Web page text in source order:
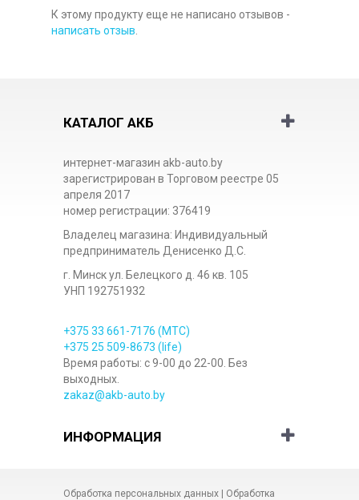
К этому продукту еще не написано отзывов -
написать отзыв
КАТАЛОГ АКБ
интернет-магазин akb-auto.by
зарегистрирован в Торговом реестре 05
апреля 2017
номер регистрации: 376419
Владелец магазина: Индивидуальный
предприниматель Денисенко Д.С.
г. Минск ул. Белецкого д. 46 кв. 105
УНП 192751932
+375 33 661-7176 (МТС)
+375 25 509-8673 (life)
Время работы: с 9-00 до 22-00. Без
выходных.
zakaz@akb-auto.by
ИНФОРМАЦИЯ
Обработка персональных данных | Обработка